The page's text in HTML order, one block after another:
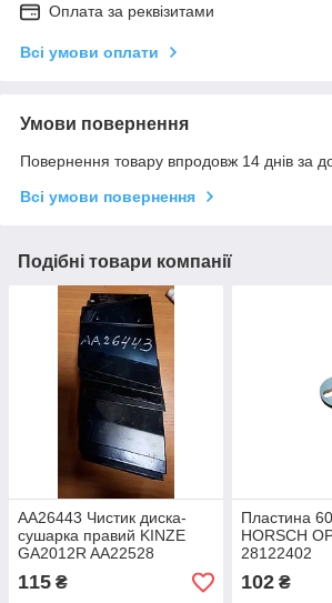
Оплата за реквізитами
Всі умови оплати
Умови повернення
Повернення товару впродовж 14 днів за
Всі умови повернення
Подібні товари компанії
AA26443 Чистик диска-
сушарка правий KINZE
GA2012R AA22528
AA24561 HORSCH
00400832
115 ₴
Пластина
HORSCH
28122402
102₴